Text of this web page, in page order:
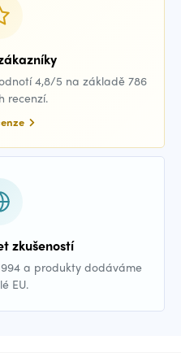
4,8/5 na základě 786
recenzí.
zkušeností
a produkty dodáváme
EU.